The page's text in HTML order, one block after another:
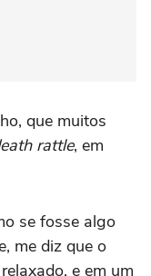
que muitos
rattle, em
se fosse algo
me diz que o
e em um